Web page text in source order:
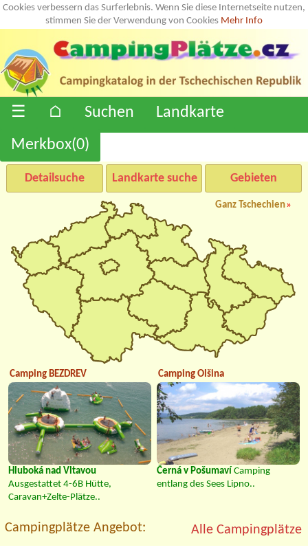
Cookies verbessern das Surferlebnis. Wenn Sie diese Internetseite nutzen,
stimmen Sie der Verwendung von Cookies Mehr Info
☰ ⌂ Suchen
Landkarte
Merkbox(0)
Detailsuche Landkarte suche Gebieten
Ganz Tschechien»
Camping BEZDREV
Hluboká nad Vltavou
Ausgestattet 4-6B Hütte,
Caravan+Zelte-Plätze..
Camping Olšina
Černá v Pošumaví Camping
entlang des Sees Lipno..
Campingplätze Angebot: Alle Campingplätze